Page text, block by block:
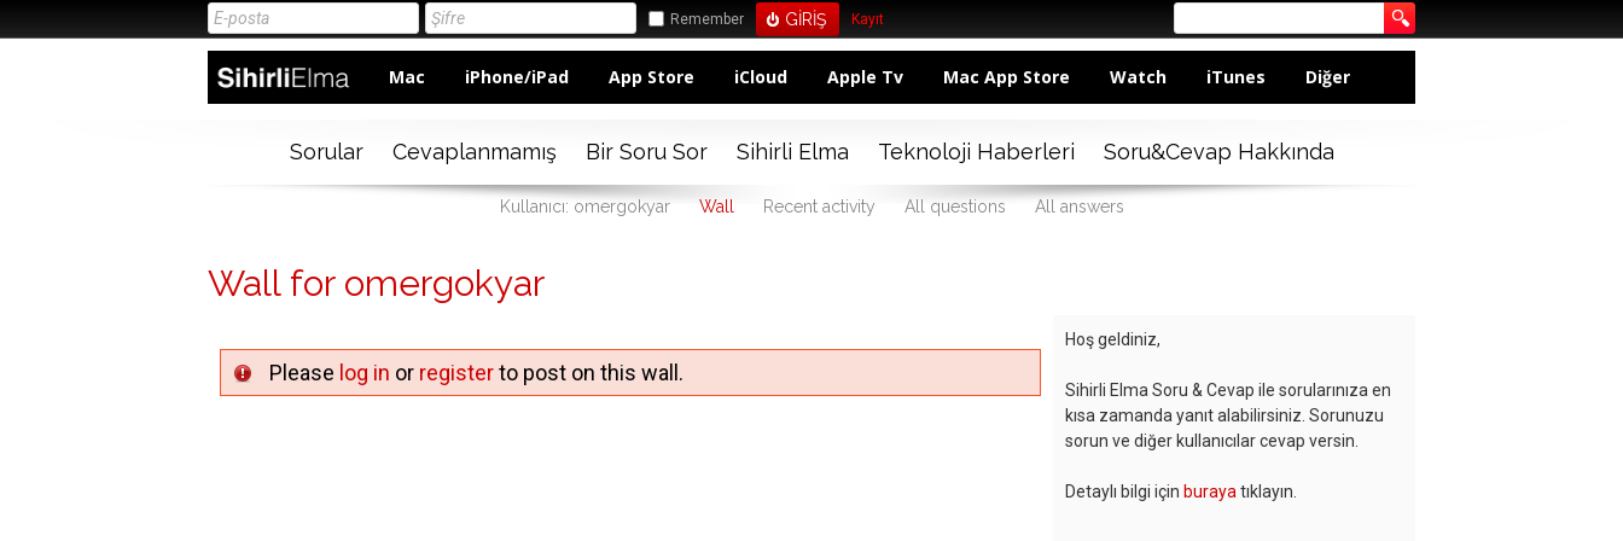
Remember Kayıt
Mac iPhone/iPad App Store iCloud Apple Tv Mac App Store Watch iTunes Diğer
Sorular Cevaplanmamış Bir Soru Sor Sihirli Elma Teknoloji Haberleri Soru&Cevap Hakkında
Kullanıcı: omergokyar Wall Recent activity All questions All answers
Wall for omergokyar
Please log in or registerto post on this wall.
Hoş geldiniz,
Sihirli Elma Soru & Cevap ile sorularınıza en
kısa zamanda yanıt alabilirsiniz. Sorunuzu
sorun ve diğer kullanıcılar cevap versin.
Detaylı bilgi için buraya tıklayın.